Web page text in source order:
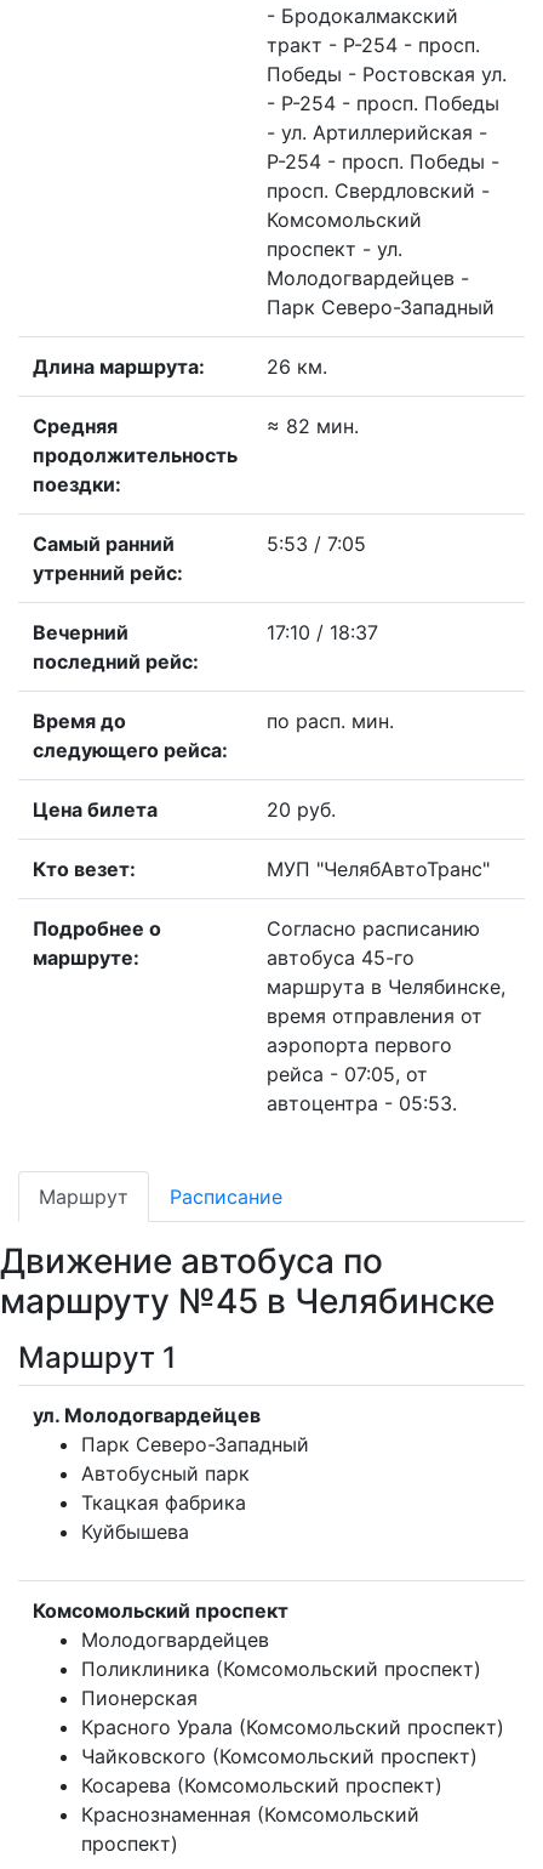
- Бродокалмакский
тракт - Р-254 - просп.
Победы - Ростовская ул.
- Р-254 - просп. Победы
- ул. Артиллерийская -
Р-254 - просп. Победы -
просп. Свердловский -
Комсомольский
проспект - ул.
Молодогвардейцев -
Парк Северо-Западный
Длина маршрута: 26 км.
Средняя
продолжительность
поездки:
≈ 82 мин.
Самый ранний
утренний рейс:
5:53 / 7:05
Вечерний
последний рейс:
17:10 / 18:37
Время до
следующего рейса:
по расп. мин.
Цена билета 20 руб.
Кто везет: МУП "ЧелябАвтоТранс"
Подробнее о
маршруте:
Согласно расписанию
автобуса 45-го
маршрута в Челябинске,
время отправления от
аэропорта первого
рейса - 07:05, от
автоцентра - 05:53.
Маршрут Расписание
Движение автобуса по
маршруту №45 в Челябинске
Маршрут 1
ул. Молодогвардейцев
Парк Северо-Западный
Автобусный парк
Ткацкая фабрика
Куйбышева
Комсомольский проспект
Молодогвардейцев
Поликлиника (Комсомольский проспект)
Пионерская
Красного Урала (Комсомольский проспект)
Чайковского (Комсомольский проспект)
Косарева (Комсомольский проспект)
Краснознаменная (Комсомольский
проспект)